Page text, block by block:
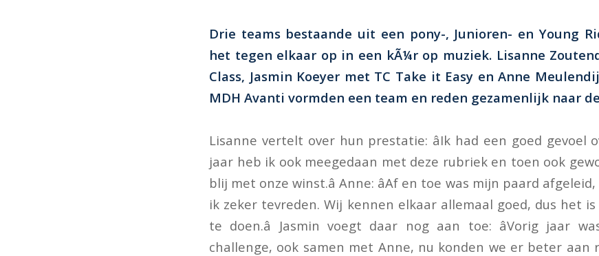
Drie teams bestaande uit een pony-, Junioren- en Young
het tegen elkaar op in een kÃ¼r op muziek. Lisanne
Class, Jasmin Koeyer met TC Take it Easy en Anne
MDH Avanti vormden een team en reden gezamenlijk naar
Lisanne vertelt over hun prestatie: âIk had een goed gevoel
jaar heb ik ook meegedaan met deze rubriek en toen ook
blij met onze winst.â Anne: âAf en toe was mijn paard
ik zeker tevreden. Wij kennen elkaar allemaal goed, dus het
te doen.â Jasmin voegt daar nog aan toe: âVorig jaar
challenge, ook samen met Anne, nu konden we er beter aan